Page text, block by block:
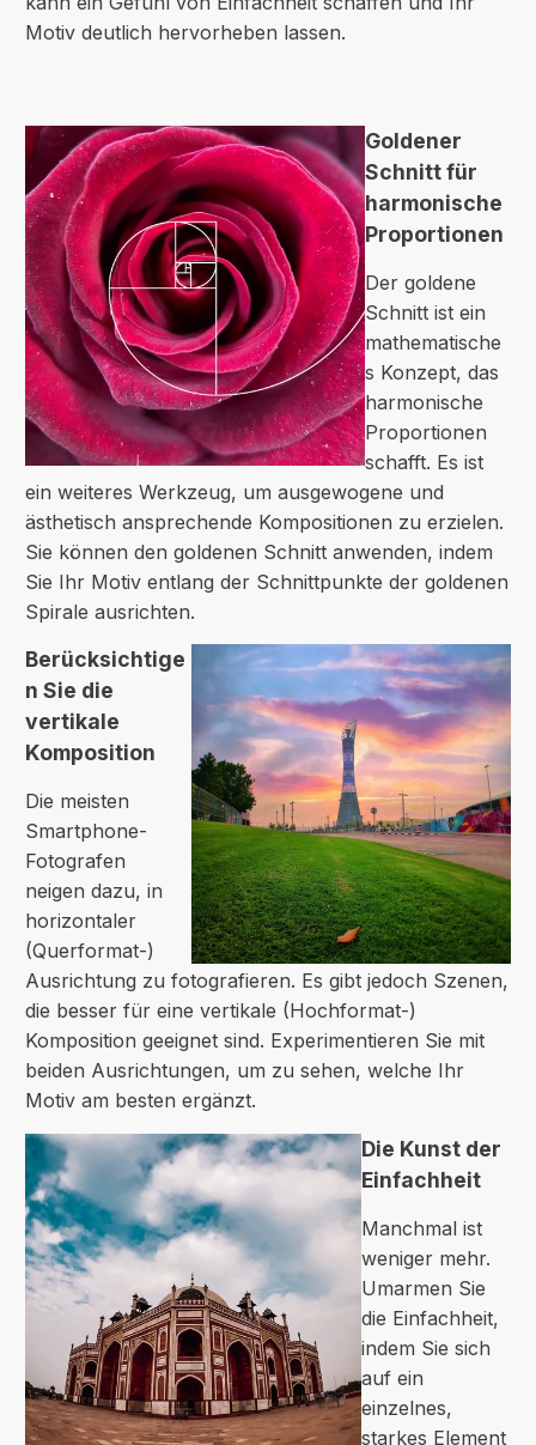
Motiv deutlich hervorheben lassen.
Goldener
Schnitt für
harmonische
Proportionen
Der goldene
Schnitt ist ein
mathematische
s Konzept, das
harmonische
Proportionen
schafft. Es ist
ein weiteres Werkzeug, um ausgewogene und
ästhetisch ansprechende Kompositionen zu erzielen.
Sie können den goldenen Schnitt anwenden, indem
Sie Ihr Motiv entlang der Schnittpunkte der goldenen
Spirale ausrichten.
Berücksichtige
n Sie die
vertikale
Komposition
Die meisten
Smartphone-
Fotografen
neigen dazu, in
horizontaler
(Querformat-)
Ausrichtung zu fotografieren. Es gibt jedoch Szenen,
die besser für eine vertikale (Hochformat-)
Komposition geeignet sind. Experimentieren Sie mit
beiden Ausrichtungen, um zu sehen, welche Ihr
Motiv am besten ergänzt.
Die Kunst der
Einfachheit
Manchmal ist
weniger mehr.
Umarmen Sie
die Einfachheit,
indem Sie sich
auf ein
einzelnes,
starkes Element